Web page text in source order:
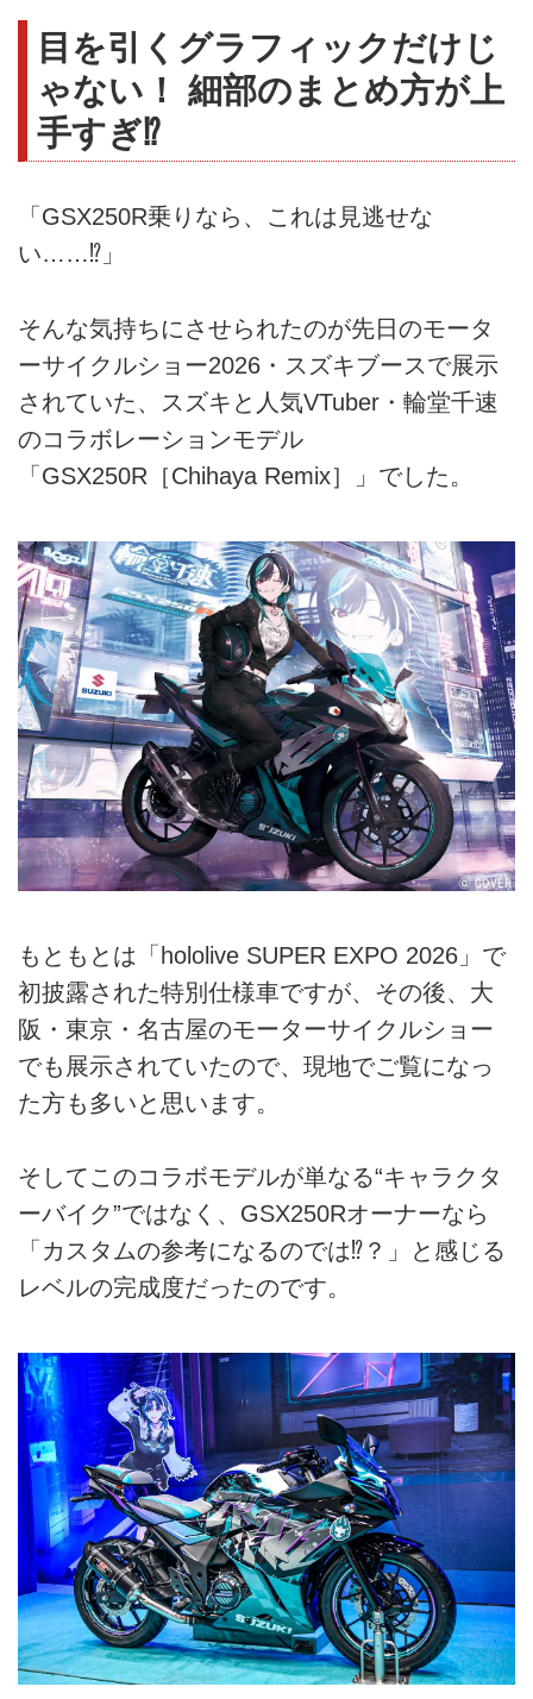
目を引くグラフィックだけじ
ゃない！ 細部のまとめ方が上
手すぎ⁉︎
「GSX250R乗りなら、これは見逃せな
い……⁉︎」
そんな気持ちにさせられたのが先日のモータ
ーサイクルショー2026・スズキブースで展示
されていた、スズキと人気VTuber・輪堂千速
のコラボレーションモデル
「GSX250R［Chihaya Remix］」でした。
もともとは「hololive SUPER EXPO 2026」で
初披露された特別仕様車ですが、その後、大
阪・東京・名古屋のモーターサイクルショー
でも展示されていたので、現地でご覧になっ
た方も多いと思います。
そしてこのコラボモデルが単なる“キャラクタ
ーバイク”ではなく、GSX250Rオーナーなら
「カスタムの参考になるのでは⁉︎？」と感じる
レベルの完成度だったのです。